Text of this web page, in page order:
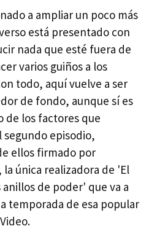
a ampliar un poco más
está presentado con
nada que esté fuera de
varios guiños a los
todo, aquí vuelve a ser
de fondo, aunque sí es
de los factores que
episodio,
ellos firmado por
la única realizadora de 'El
de poder' que va a
temporada de esa popular